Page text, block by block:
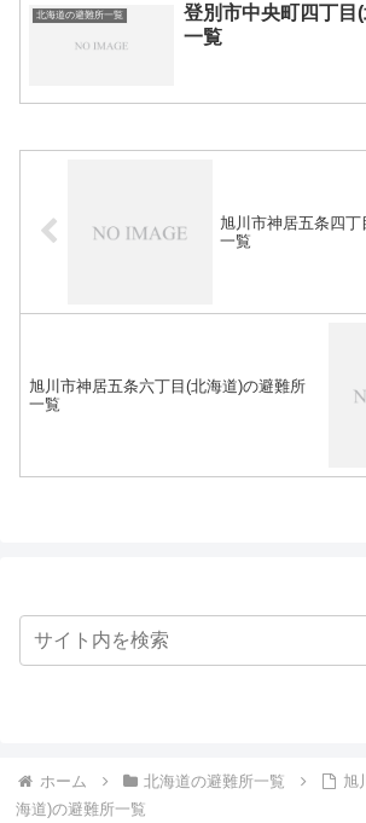
北海道の避難所一覧
登別市中央町四丁目
一覧
旭川市神居五条四
一覧
旭川市神居五条六丁目(北海道)の避難所
一覧
ホーム 北海道の避難所一覧
旭
海道)の避難所一覧